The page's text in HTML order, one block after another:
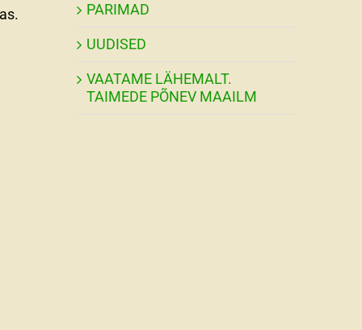
PARIMAD
UUDISED
VAATAME LÄHEMALT.
TAIMEDE PÕNEV MAAILM